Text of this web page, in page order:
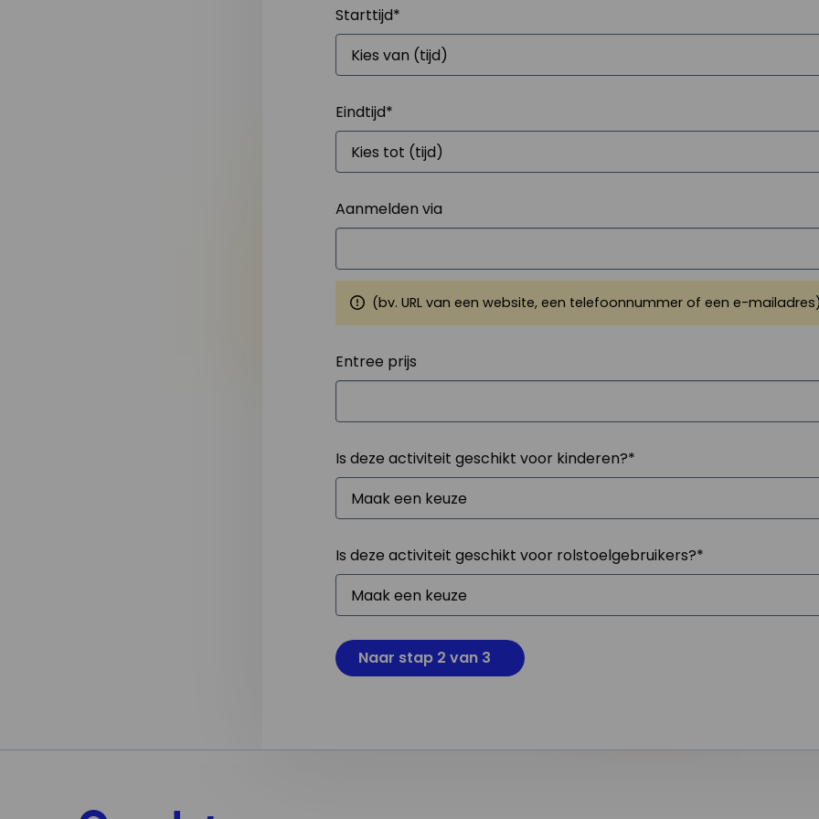
Starttijd*
Eindtijd*
Aanmelden via
(bv. URL van een website, een telefoonnummer of een e-
Entree prijs
Is deze activiteit geschikt voor kinderen?*
Is deze activiteit geschikt voor rolstoelgebruikers?*